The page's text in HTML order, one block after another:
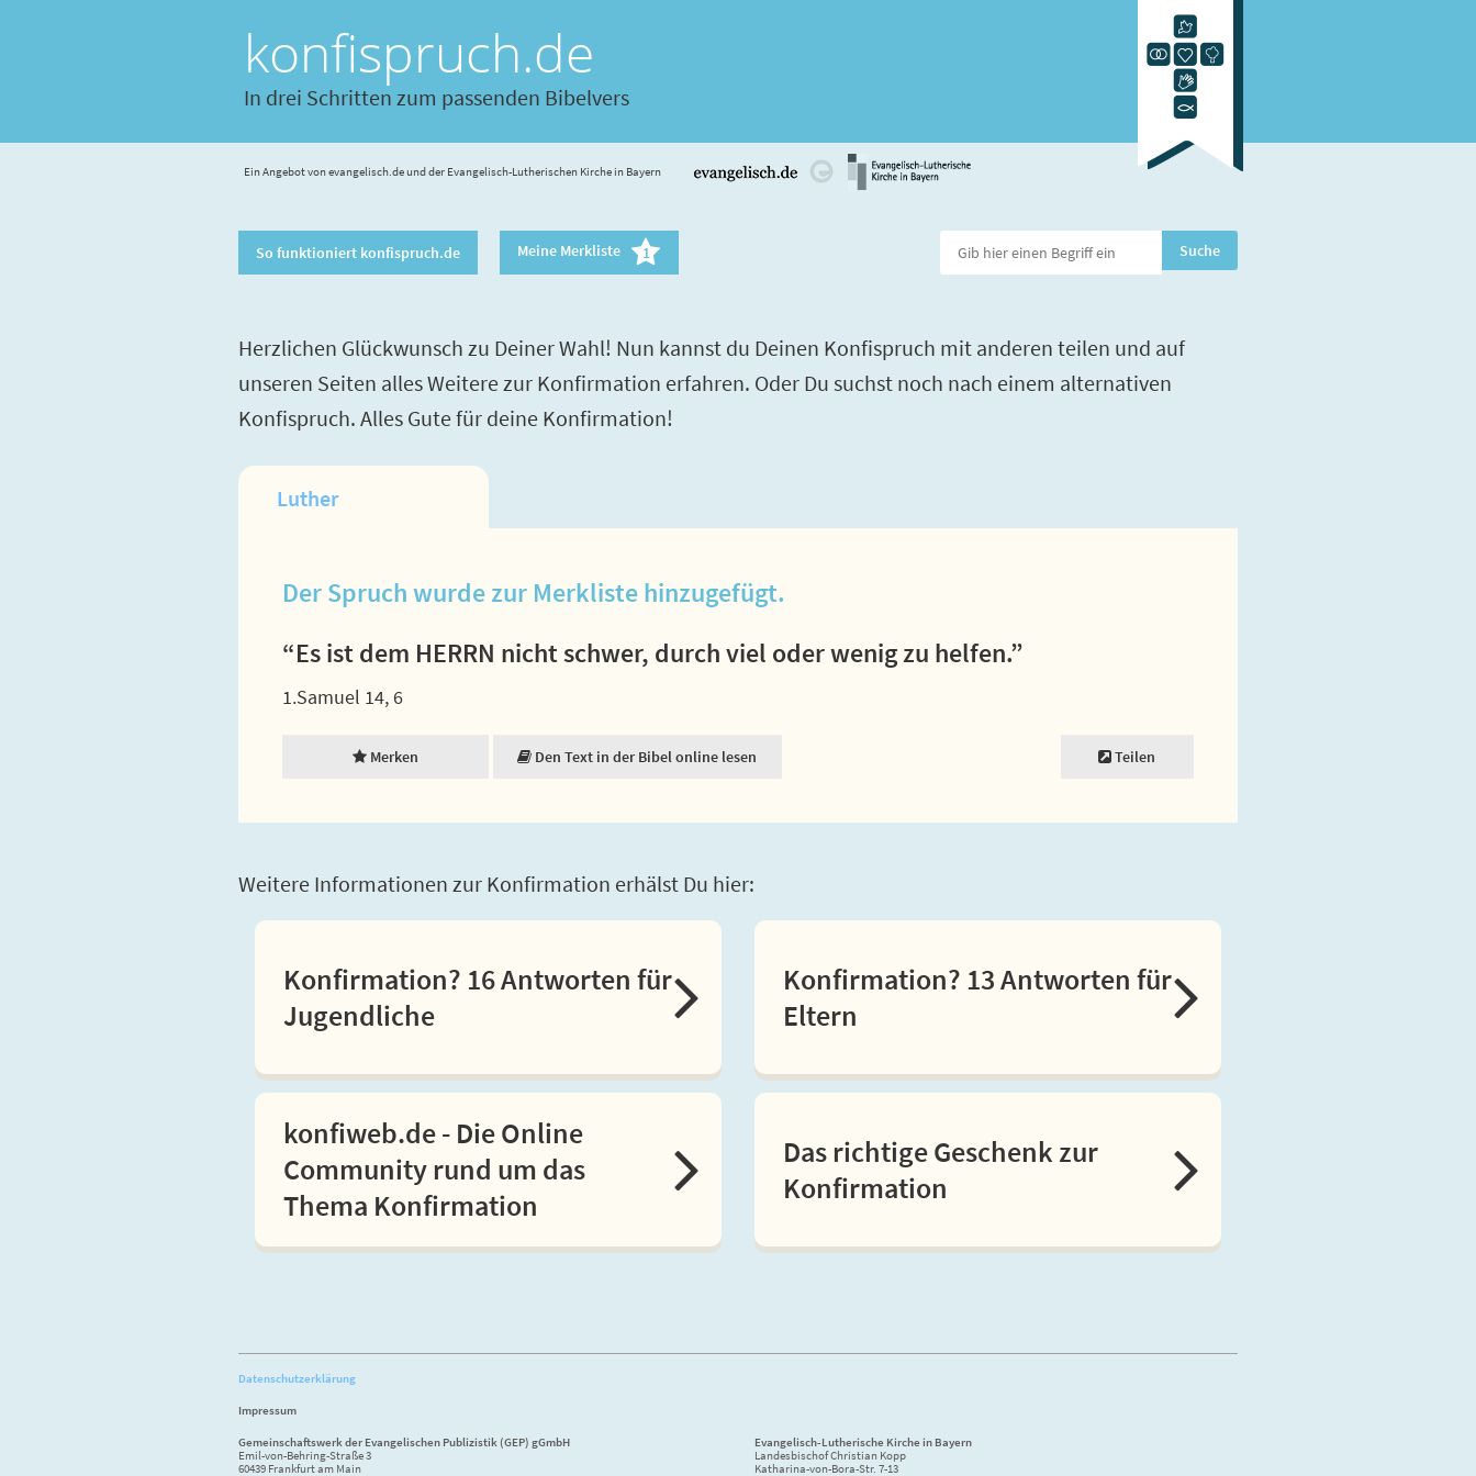
konfispruch.de
In drei Schritten zum passenden Bibelvers
Ein Angebot von evangelisch.de und der Evangelisch-Lutherischen Kirche in Bayern
So funktioniert konfispruch.de Meine Merkliste 1
Herzlichen Glückwunsch zu Deiner Wahl! Nun kannst du Deinen Konfispruch mit anderen teilen und auf
unseren Seiten alles Weitere zur Konfirmation erfahren. Oder Du suchst noch nach einem alternativen
Konfispruch. Alles Gute für deine Konfirmation!
Luther
Der Spruch wurde zur Merkliste hinzugefügt.
“Es ist dem HERRN nicht schwer, durch viel oder wenig zu helfen.”
1.Samuel 14, 6
Merken Den Text in der Bibel online lesen Teilen
Weitere Informationen zur Konfirmation erhälst Du hier:
Konfirmation? 16 Antworten für
Jugendliche
Konfirmation? 13 Antworten für
Eltern
konfiweb.de - Die Online
Community rund um das
Thema Konfirmation
Das richtige Geschenk zur
Konfirmation
Datenschutzerklärung
Impressum
Gemeinschaftswerk der Evangelischen Publizistik (GEP) gGmbH
Emil-von-Behring-Straße 3
60439 Frankfurt am Main
Evangelisch-Lutherische Kirche in Bayern
Landesbischof Christian Kopp
Katharina-von-Bora-Str. 7-13